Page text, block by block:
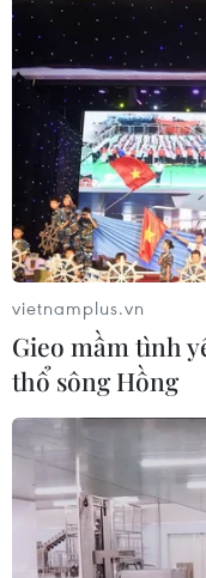
Kế hoạch hành
bão, lũ, thiên tai
khí hậu
06/08/2026 23:00
An Giang: Cháy
khiến 5 căn nhà bị
06/08/2026 16:12
CƠ QUAN CHỦ QUẢN:
vietnamplus.vn
Gieo mầm tình
thổ sông Hồng